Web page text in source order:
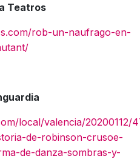
Teatros
rob-un-naufrago-en-
local/valencia/20200112/
de-robinson-crusoe-
de-danza-sombras-y-